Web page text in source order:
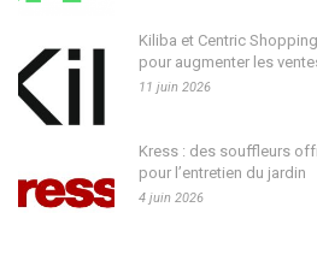
Kiliba et Centric
pour augmenter les
11 juin 2026
Kress : des souffleurs
pour l’entretien du jardin
4 juin 2026